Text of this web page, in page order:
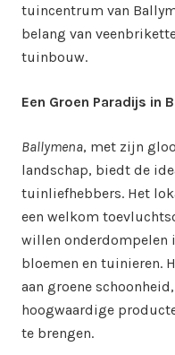
tuincentrum van
belang van
tuinbouw.
Een Groen Paradijs in
Ballymena, met zijn
landschap, biedt de
tuinliefhebbers. Het
een welkom
willen onderdompelen
bloemen en tuinieren.
aan groene
hoogwaardige
te brengen.